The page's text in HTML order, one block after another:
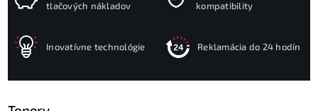
tlačových nákladov
kompatibility
Inovatívne technológie Reklamácia do 24 hodín